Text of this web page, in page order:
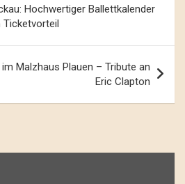
Hochwertiger Ballettkalender
Ticketvorteil
Malzhaus Plauen – Tribute an
Eric Clapton